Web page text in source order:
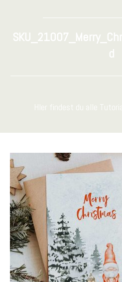
d
HIer findest du alle